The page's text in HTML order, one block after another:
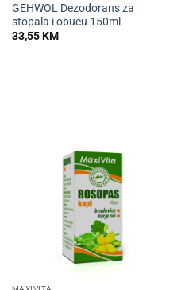
GEHWOL Dezodorans za
stopala i obuću 150ml
33,55KM